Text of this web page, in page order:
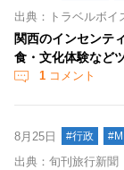
出典：トラベルボイ
関西のインセンテ
食・文化体験など
1 コメント
8月25日 #行政
出典：旬刊旅行新聞